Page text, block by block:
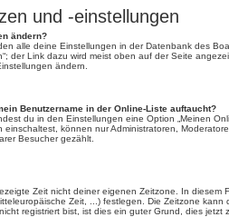
und -einstellungen
ändern?
alle deine Einstellungen in der Datenbank des
der Link dazu wird meist oben auf der Seite
ändern.
Benutzername in der Online-Liste auftaucht?
du in den Einstellungen eine Option „Meinen
einschaltest, können nur Administratoren,
Besucher gezählt.
Zeit nicht deiner eigenen Zeitzone. In diesem
Zeit, ...) festlegen. Die Zeitzone kann
registriert bist, ist dies ein guter Grund, dies jetzt